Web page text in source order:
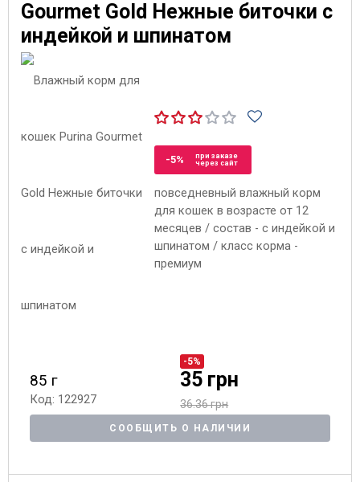
Gourmet Gold Нежные биточки с
индейкой и шпинатом
-5%
при заказе
через сайт
повседневный влажный корм
для кошек в возрасте от 12
месяцев / состав - с индейкой и
шпинатом / класс корма -
премиум
85 г
Код: 122927
-5%
35 грн
36.36 грн
СООБЩИТЬ О НАЛИЧИИ